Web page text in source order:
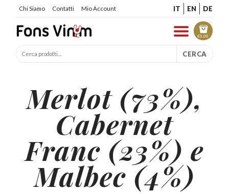
Chi Siamo Contatti Mio Account IT EN DE
€0.00
CERCA
Merlot (73%),
Cabernet
Franc (23%) e
Malbec (4%)